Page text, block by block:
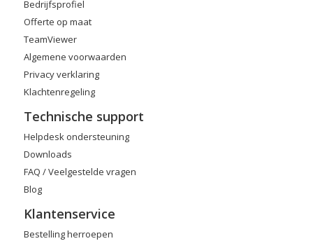
Bedrijfsprofiel
Offerte op maat
TeamViewer
Algemene voorwaarden
Privacy verklaring
Klachtenregeling
Technische support
Helpdesk ondersteuning
Downloads
FAQ / Veelgestelde vragen
Blog
Klantenservice
Bestelling herroepen